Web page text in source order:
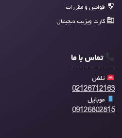
قوانین و مقررات
کارت ویزیت دیجیتال
تماس با ما
تلفن
02126712163
موبایل
09126802815